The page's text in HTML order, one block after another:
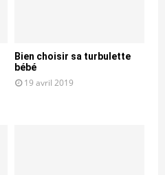
Bien choisir sa turbulette
bébé
19 avril 2019